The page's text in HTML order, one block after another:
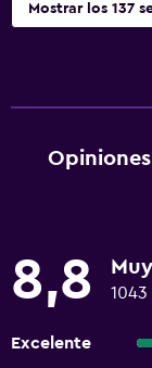
Mostrar los 137
8,8
Excelente